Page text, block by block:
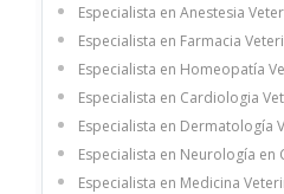
Especialista en Anestesia
Especialista en Farmacia
Especialista en Homeopatía
Especialista en Cardiologia
Especialista en Dermatología
Especialista en Neurología en
Especialista en Medicina